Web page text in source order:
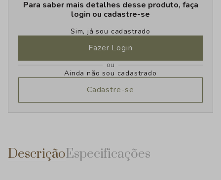
Para saber mais detalhes desse produto, faça
login ou cadastre-se
Sim, já sou cadastrado
Fazer Login
ou
Ainda não sou cadastrado
Cadastre-se
DescriçãoEspecificações